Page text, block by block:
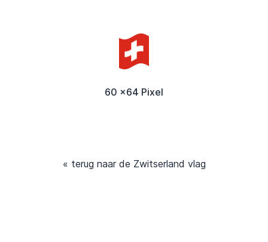
60 x64 Pixel
« terug naar de Zwitserland vlag